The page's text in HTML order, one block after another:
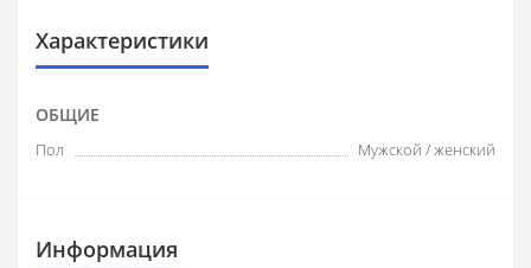
Характеристики
ОБЩИЕ
Пол Мужской / женский
Информация